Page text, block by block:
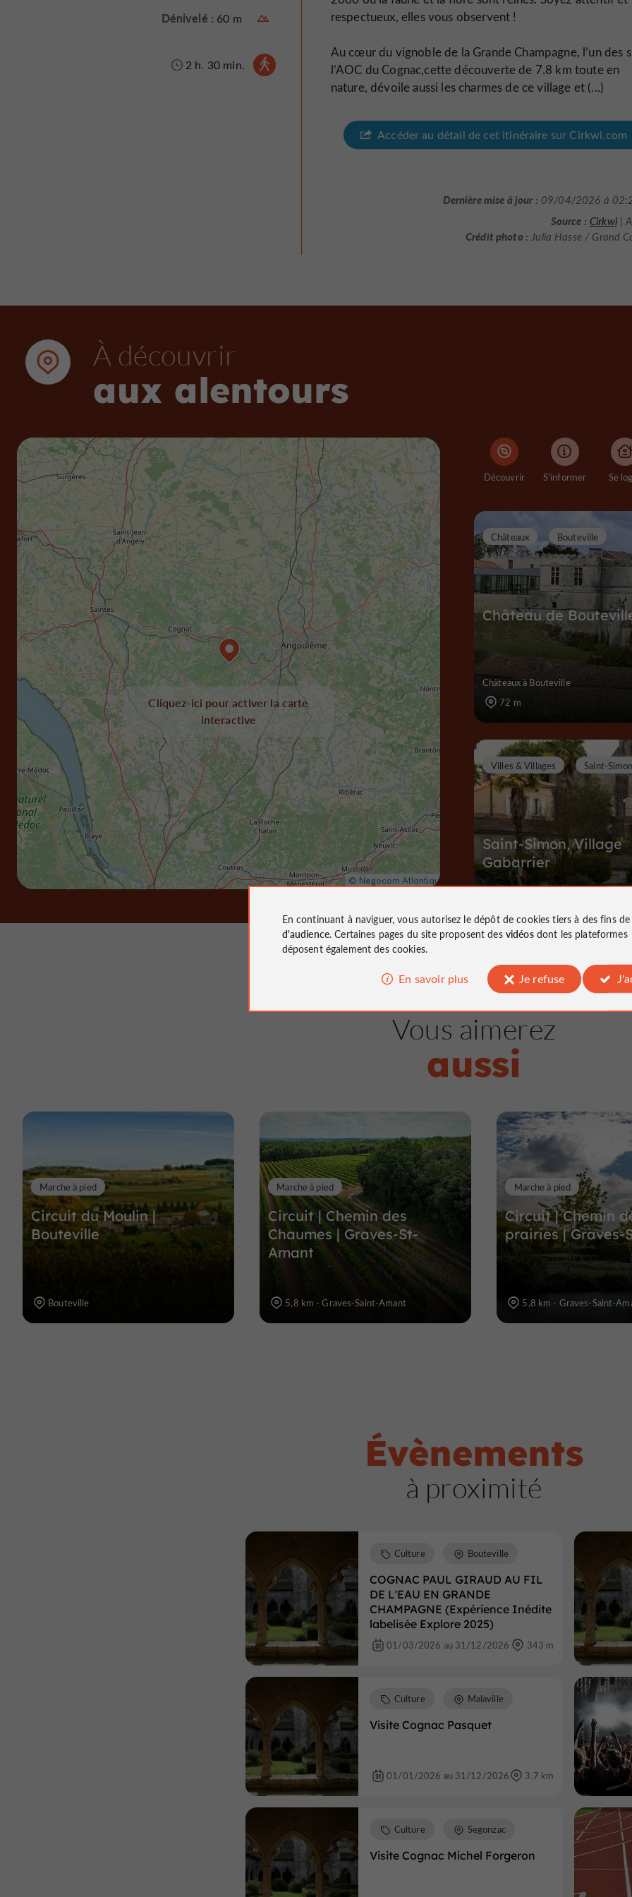
Dénivelé : 60 m
Marche à pied :
2 h. 30 min.
respectueux, elles vous observent !
Au cœur du vignoble de la Grande Champagne, l’un des
l’AOC du Cognac,cette découverte de 7.8 km toute en
nature, dévoile aussi les charmes de ce village et (...)
Accéder au détail de cet itinéraire sur Cirkwi.com
Dernière mise à jour : 09/04/2026 à
Source : Cirkwi|
Crédit photo : Julia Hasse / Grand
À découvrir
aux alentours
Cliquez-ici pour activer la carte
interactive
Découvrir S'informer Se
Château de
Châteaux Bouteville
Châteaux à Bouteville
72 m
Saint-Simon, Village
Gabarrier
Villes & Villages Saint-Simon
7,2 km
Bassac, Village de
Villes & Villages Bassac
Villes & Villages à Bassac
7,4 km
Vous aimerez
aussi
Circuit du Moulin |
Bouteville
Marche à pied
Bouteville
Circuit | Chemin des
Chaumes | Graves-St-
Amant
Marche à pied
5,8 km - Graves-Saint-Amant
Circuit | Chemin
prairies | Graves-
Marche à pied
5,8 km - Graves-Saint-
Évènements
à proximité
COGNAC PAUL GIRAUD AU FIL
DE L'EAU EN GRANDE
CHAMPAGNE (Expérience Inédite
labelisée Explore 2025)
Culture Bouteville
01/03/2026 au 31/12/2026 343 m
Visite Cognac Pasquet
Culture Malaville
01/01/2026 au 31/12/2026 3,7 km
Visite Cognac Michel Forgeron
Culture Segonzac
En continuant à naviguer, vous autorisez le dépôt de cookies tiers à des fins de
d'audience. Certaines pages du site proposent des vidéosdont les plateformes
déposent également des cookies.
En savoir plus Je refuse